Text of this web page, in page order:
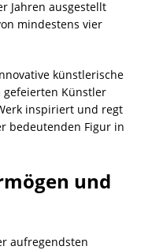
Jahren ausgestellt
mindestens vier
künstlerische
gefeierten Künstler
inspiriert und regt
bedeutenden Figur in
und
aufregendsten